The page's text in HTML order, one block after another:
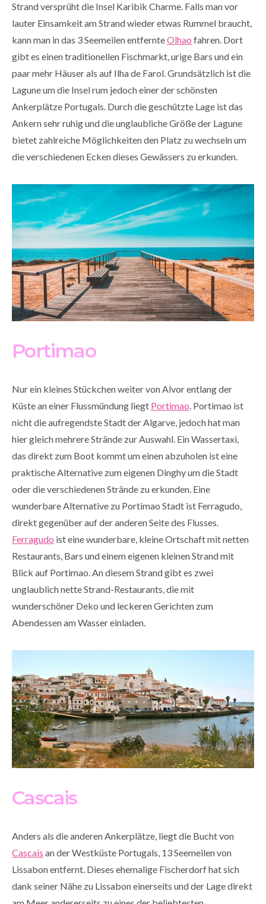
Strand versprüht die Insel Karibik Charme. Falls man vor
lauter Einsamkeit am Strand wieder etwas Rummel braucht,
kann man in das 3 Seemeilen entfernteOlhao fahren. Dort
gibt es einen traditionellen Fischmarkt, urige Bars und ein
paar mehr Häuser als auf Ilha de Farol. Grundsätzlich ist die
Lagune um die Insel rum jedoch einer der schönsten
Ankerplätze Portugals. Durch die geschützte Lage ist das
Ankern sehr ruhig und die unglaubliche Größe der Lagune
bietet zahlreiche Möglichkeiten den Platz zu wechseln um
die verschiedenen Ecken dieses Gewässers zu erkunden.
Portimao
Nur ein kleines Stückchen weiter von Alvor entlang der
Küste an einer Flussmündung liegt Portimao. Portimao ist
nicht die aufregendste Stadt der Algarve, jedoch hat man
hier gleich mehrere Strände zur Auswahl. Ein Wassertaxi,
das direkt zum Boot kommt um einen abzuholen ist eine
praktische Alternative zum eigenen Dinghy um die Stadt
oder die verschiedenen Strände zu erkunden. Eine
wunderbare Alternative zu Portimao Stadt ist Ferragudo,
direkt gegenüber auf der anderen Seite des Flusses.
Ferragudo ist eine wunderbare, kleine Ortschaft mit netten
Restaurants, Bars und einem eigenen kleinen Strand mit
Blick auf Portimao. An diesem Strand gibt es zwei
unglaublich nette Strand-Restaurants, die mit
wunderschöner Deko und leckeren Gerichten zum
Abendessen am Wasser einladen.
Cascais
Anders als die anderen Ankerplätze, liegt die Bucht von
Cascais an der Westküste Portugals, 13 Seemeilen von
Lissabon entfernt. Dieses ehemalige Fischerdorf hat sich
dank seiner Nähe zu Lissabon einerseits und der Lage direkt